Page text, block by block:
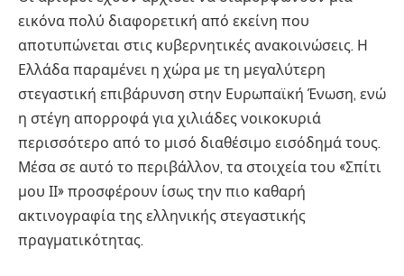
εικόνα πολύ διαφορετική από εκείνη που
αποτυπώνεται στις κυβερνητικές ανακοινώσεις. Η
Ελλάδα παραμένει η χώρα με τη μεγαλύτερη
στεγαστική επιβάρυνση στην Ευρωπαϊκή Ένωση, ενώ
η στέγη απορροφά για χιλιάδες νοικοκυριά
περισσότερο από το μισό διαθέσιμο εισόδημά τους.
Μέσα σε αυτό το περιβάλλον, τα στοιχεία του «Σπίτι
μου ΙΙ» προσφέρουν ίσως την πιο καθαρή
ακτινογραφία της ελληνικής στεγαστικής
πραγματικότητας.